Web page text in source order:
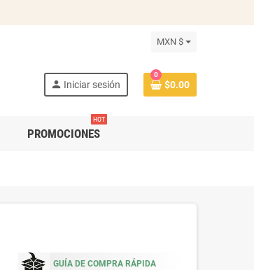
MXN $
person Iniciar sesión
0
$0.00
PROMOCIONES
HOT
GUÍA DE COMPRA RÁPIDA